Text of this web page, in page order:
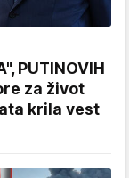
PUTINOVIH
za život
krila vest